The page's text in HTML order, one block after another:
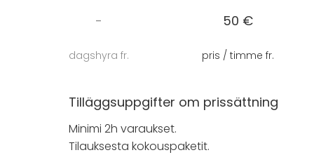
Ja mikä parasta – tarjoilut hoituvat helposti
kokopäiväpaketit sekä paljon kiitosta
Tervetuloa rakentamaan onnistunut päivä –
-
dagshyra fr.
50 €
pris / timme fr.
Tilläggsuppgifter om prissättning
Minimi 2h varaukset.
Tilauksesta kokouspaketit.